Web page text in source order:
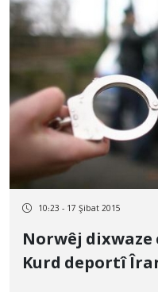
10:23 - 17 Şibat 2015
Norwêj dixwaze
Kurd deportî